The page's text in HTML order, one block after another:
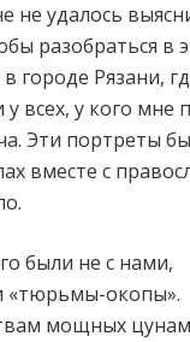
не удалось
разобраться
городе Рязани,
всех, у кого
Эти портреты
вместе с
были не с нами,
«тюрьмы-окопы».
мощных